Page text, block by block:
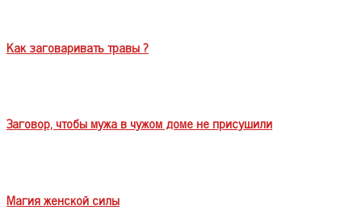
Как заговаривать травы ?
Заговор, чтобы мужа в чужом доме не присушили
Магия женской силы